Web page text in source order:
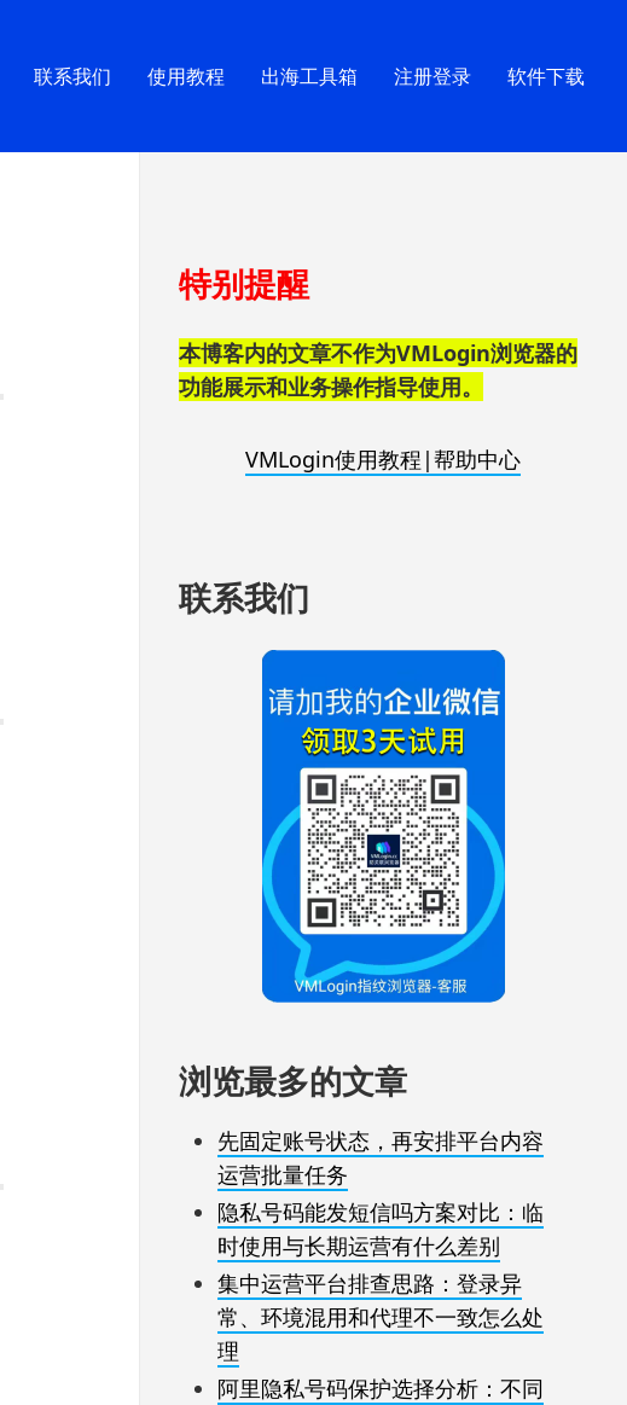
联系我们 使用教程 出海工具箱 注册登录 软件下载
至
脚
特别提醒
本博客内的文章不作为VMLogin浏览器的
功能展示和业务操作指导使用。
VMLogin使用教程|帮助中心
联系我们
浏览最多的文章
先固定账号状态，再安排平台内容
运营批量任务
隐私号码能发短信吗方案对比：临
时使用与长期运营有什么差别
集中运营平台排查思路：登录异
常、环境混用和代理不一致怎么处
理
阿里隐私号码保护选择分析：不同